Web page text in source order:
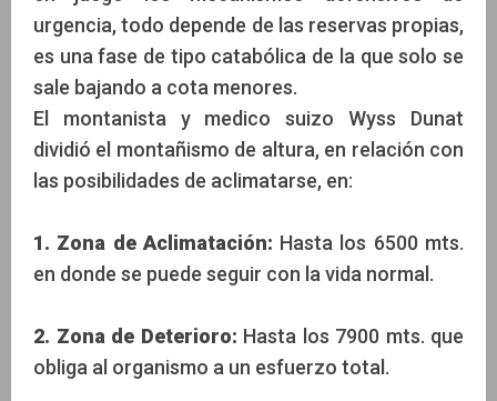
urgencia, todo depende de las reservas propias,
es una fase de tipo catabólica de la que solo se
sale bajando a cota menores.
El montanista y medico suizo Wyss Dunat
dividió el montañismo de altura, en relación con
las posibilidades de aclimatarse, en:
1. Zona de Aclimatación: Hasta los 6500 mts.
en donde se puede seguir con la vida normal.
2. Zona de Deterioro: Hasta los 7900 mts. que
obliga al organismo a un esfuerzo total.